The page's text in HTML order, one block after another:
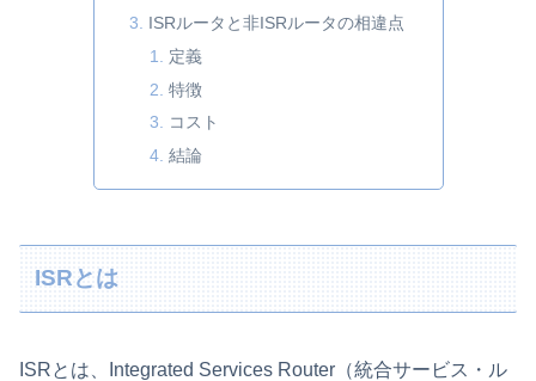
ISRルータと非ISRルータの相違点
定義
特徴
コスト
結論
ISRとは
ISRとは、Integrated Services Router（統合サービス・ル